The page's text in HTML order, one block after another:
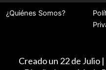
¿Quiénes Somos?
Creado un 22 de